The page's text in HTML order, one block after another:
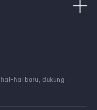
hal baru, dukung